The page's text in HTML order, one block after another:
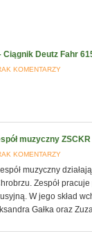
Deutz Fahr
KOMENTARZY
muzyczny
KOMENTARZY
muzyczny
Zespół
W jego skład
Gałka oraz